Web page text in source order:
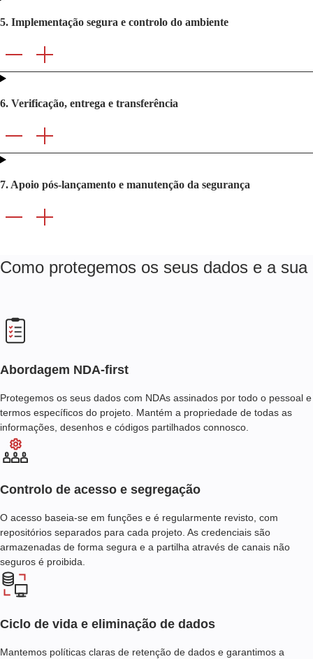
5. Implementação segura e controlo do ambiente
6. Verificação, entrega e transferência
7. Apoio pós-lançamento e manutenção da segurança
Como protegemos os seus dados e a
Abordagem NDA-first
Protegemos os seus dados com NDAs assinados por todo o pessoal e
termos específicos do projeto. Mantém a propriedade de todas as
informações, desenhos e códigos partilhados connosco.
Controlo de acesso e segregação
O acesso baseia-se em funções e é regularmente revisto, com
repositórios separados para cada projeto. As credenciais são
armazenadas de forma segura e a partilha através de canais não
seguros é proibida.
Ciclo de vida e eliminação de dados
Mantemos políticas claras de retenção de dados e garantimos a